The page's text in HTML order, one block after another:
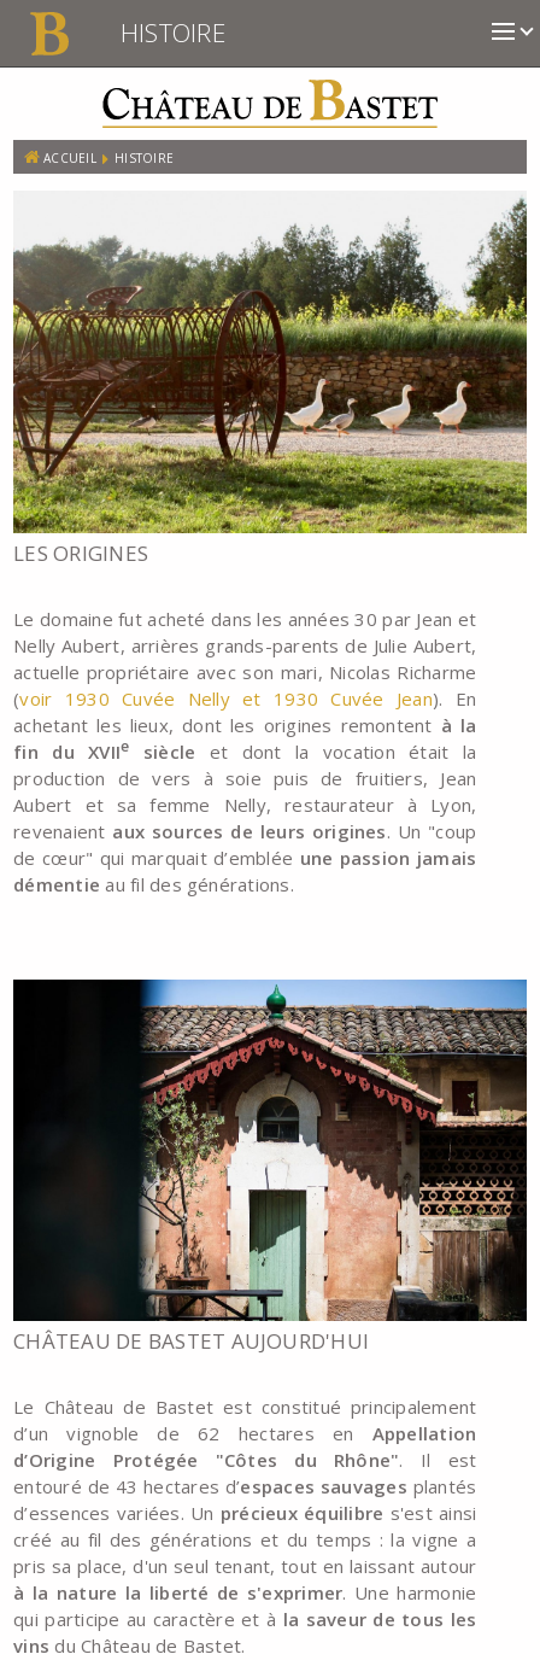
HISTOIRE
ACCUEIL HISTOIRE
LES ORIGINES
Le domaine fut acheté dans les années 30 par Jean et
Nelly Aubert, arrières grands-parents de Julie Aubert,
actuelle propriétaire avec son mari, Nicolas Richarme
(voir 1930 Cuvée Nelly et 1930 Cuvée Jean). En
achetant les lieux, dont les origines remontent à la
fin du XVIIe siècle et dont la vocation était la
production de vers à soie puis de fruitiers, Jean
Aubert et sa femme Nelly, restaurateur à Lyon,
revenaient aux sources de leurs origines. Un "coup
de cœur" qui marquait d’emblée une passion jamais
démentie au fil des générations.
CHÂTEAU DE BASTET AUJOURD'HUI
Le Château de Bastet est constitué principalement
d’un vignoble de 62 hectares en Appellation
d’Origine Protégée "Côtes du Rhône". Il est
entouré de 43 hectares d’espaces sauvages plantés
d’essences variées. Un précieux équilibre s'est ainsi
créé au fil des générations et du temps : la vigne a
pris sa place, d'un seul tenant, tout en laissant autour
à la nature la liberté de s'exprimer. Une harmonie
qui participe au caractère et à la saveur de tous les
vins du Château de Bastet.